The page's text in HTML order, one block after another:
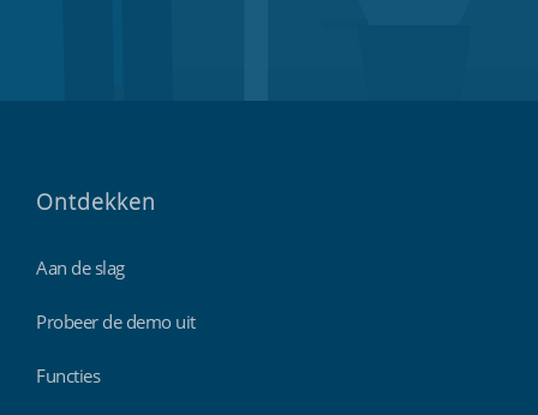
Ontdekken
Aan de slag
Probeer de demo uit
Functies